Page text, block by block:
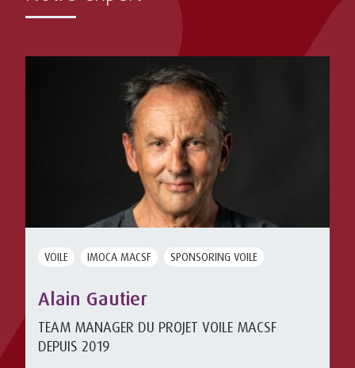
VOILE IMOCA MACSF SPONSORING VOILE
Alain Gautier
TEAM MANAGER DU PROJET VOILE MACSF
DEPUIS 2019